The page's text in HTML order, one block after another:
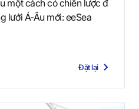
một cách có chiến lược đ
lưới Á-Âu mới: eeSea
Đặt lại